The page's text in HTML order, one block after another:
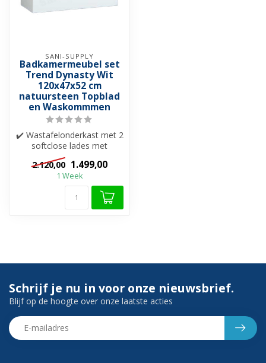
SANI-SUPPLY
Badkamermeubel set
Trend Dynasty Wit
120x47x52 cm
natuursteen Topblad
en Waskommmen
✔️ Wastafelonderkast met 2
softclose lades met
greeplijst (aluminium)
✔️ Natuur...
2.120,00 1.499,00
1 Week
Schrijf je nu in voor onze nieuwsbrief.
Blijf op de hoogte over onze laatste acties